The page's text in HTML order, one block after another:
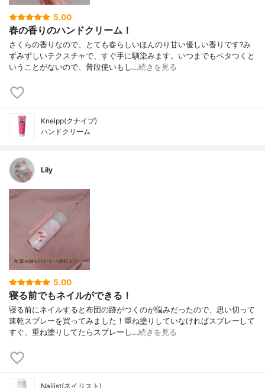
5.00
春の香りのハンドクリーム！
さくらの香りなので、とても春らしいほんのり甘い優しい香りです?み
ずみずしいテクスチャで、すぐ手に馴染みます。いつまでもベタつくと
いうことがないので、普段使いもし…続きを見る
Kneipp(クナイプ)
ハンドクリーム
Lily
5.00
寝る前でもネイルができる！
寝る前にネイルすると布団の跡がつくのが悩みだったので、思い切って
速乾スプレーを買ってみました！重ね塗りしていなければスプレーして
すぐ、重ね塗りしてたらスプレーし…続きを見る
Nailist(ネイリスト)